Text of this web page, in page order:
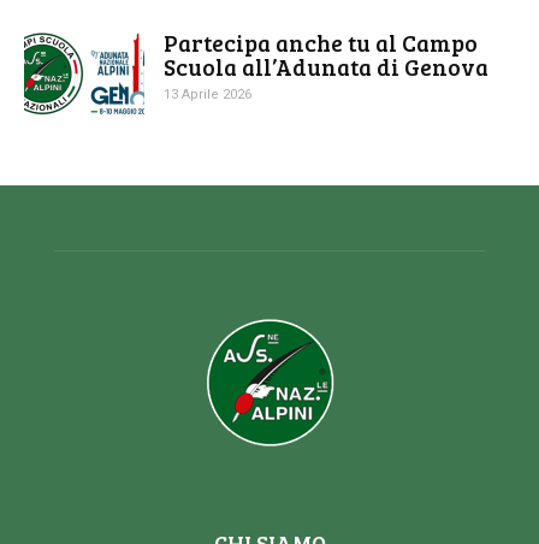
Partecipa anche tu al Campo
Scuola all’Adunata di Genova
13 Aprile 2026